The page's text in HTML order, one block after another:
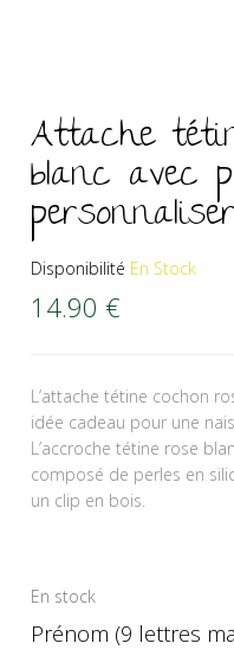
Attache
blanc avec
personnaliser
Disponibilité En Stock
14.90 €
L’attache tétine cochon
idée cadeau pour une
L’accroche tétine rose
composé de perles en
un clip en bois.
En stock
Prénom (9 lettres